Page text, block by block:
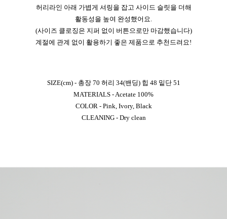
허리라인 아래 가볍게 셔링을 잡고 사이드 슬릿을 더해
활동성을 높여 완성했어요.
(사이즈 클로징은 지퍼 없이 버튼으로만 마감했습니다)
계절에 관계 없이 활용하기 좋은 제품으로 추천드려요!
SIZE(cm) - 총장 70 허리 34(밴딩) 힙 48 밑단 51
MATERIALS - Acetate 100%
COLOR - Pink, Ivory, Black
CLEANING - Dry clean